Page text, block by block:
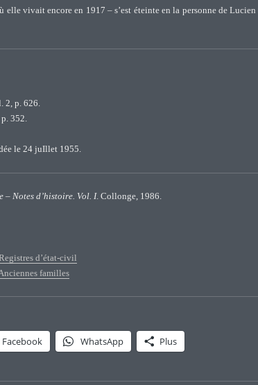
elle vivait encore en 1917 – s’est éteinte en la personne de
2, p. 626.
352.
le 24 juIllet 1955.
– Notes d’histoire. Vol. I. Collonge, 1986.
d’état-civil
familles
Facebook WhatsApp Plus